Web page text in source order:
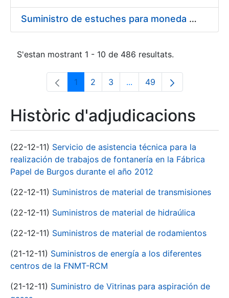
Suministro de estuches para moneda de 30 €
S'estan mostrant 1 - 10 de 486 resultats.
Pàgina
1 Pàgina
2 Pàgina
3 ...Pàgines intermèdies
Pàgina
49
Històric d'adjudicacions
(22-12-11) Servicio de asistencia técnica para la
realización de trabajos de fontanería en la Fábrica
Papel de Burgos durante el año 2012
(22-12-11) Suministros de material de transmisiones
(22-12-11) Suministros de material de hidraúlica
(22-12-11) Suministros de material de rodamientos
(21-12-11) Suministros de energía a los diferentes
centros de la FNMT-RCM
(21-12-11) Suministro de Vitrinas para aspiración de